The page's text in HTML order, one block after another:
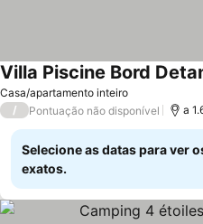
Casa/apartamento inteiro
/ Pontuação não disponível a
Selecione as datas para ver
exatos.